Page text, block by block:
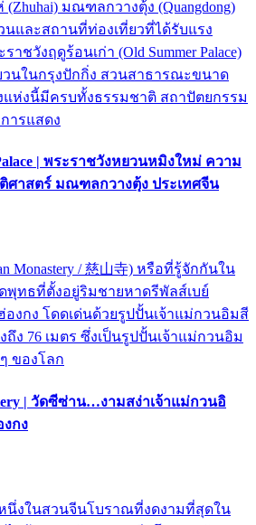
(Zhuhai) มณฑลกวางตุ้ง (Quangdong)
นและสถานที่ท่องเที่ยวที่ได้รับแรง
าชวังฤดูร้อนเก่า (Old Summer Palace)
นในกรุงปักกิ่ง สวนสาธารณะขนาด
แห่งนี้มีครบทั้งธรรมชาติ สถาปัตยกรรม
ารแสดง
| พระราชวังหยวนหมิงใหม่ ความ
ศาสตร์ มณฑลกวางตุ้ง ประเทศจีน
Monastery / 慈山寺) หรือที่รู้จักกันใน
พุทธที่ตั้งอยู่ริมชายหาดรีพัลส์เบย์
ฮ่องกง โดดเด่นด้วยรูปปั้นเจ้าแม่กวนอิมสี
ง 76 เมตร ซึ่งเป็นรูปปั้นเจ้าแม่กวนอิม
ของโลก
| วัดซีซ่าน…งามสง่าเจ้าแม่กวนอิ
กง
นึ่งในสวนจีนโบราณที่งดงามที่สุดใน